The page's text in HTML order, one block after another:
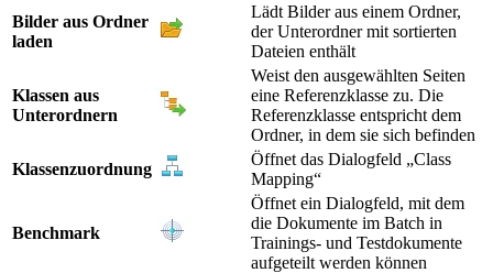
Bilder aus Ordner
laden
Lädt Bilder aus einem Ordner,
der Unterordner mit sortierten
Dateien enthält
Klassen aus
Unterordnern
Weist den ausgewählten Seiten
eine Referenzklasse zu. Die
Referenzklasse entspricht dem
Ordner, in dem sie sich befinden
Klassenzuordnung
Öffnet das Dialogfeld „Class
Mapping“
Benchmark
Öffnet ein Dialogfeld, mit dem
die Dokumente im Batch in
Trainings- und Testdokumente
aufgeteilt werden können